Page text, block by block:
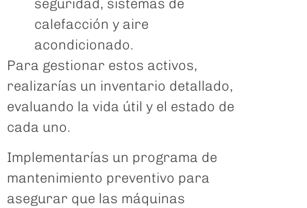
seguridad, sistemas de
calefacción y aire
acondicionado.
Para gestionar estos activos,
realizarías un inventario detallado,
evaluando la vida útil y el estado de
cada uno.
Implementarías un programa de
mantenimiento preventivo para
asegurar que las máquinas